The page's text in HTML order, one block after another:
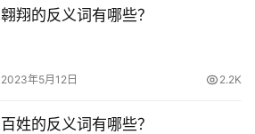
翱翔的反义词有哪些？
2023年5月12日 2.2K
百姓的反义词有哪些？